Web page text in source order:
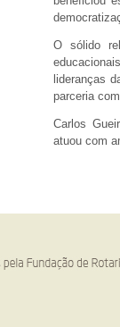
O sólido
lideranças
parceria
Carlos
atuou com